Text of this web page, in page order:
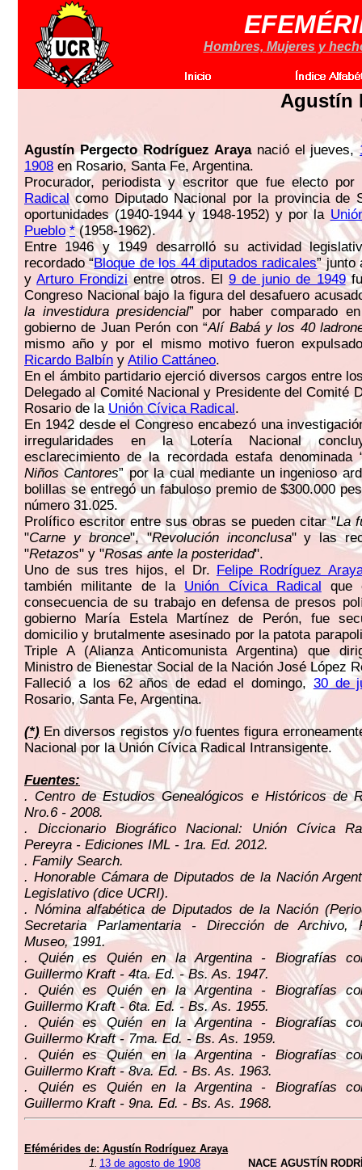
Hombres, Mujeres y
Agustín
Agustín Pergecto Rodríguez Arayanació el jueves,
1908 en Rosario, Santa Fe, Argentina.
Procurador, periodista y escritor que fue electo
Radicalcomo Diputado Nacional por la provincia de
oportunidades (1940-1944 y 1948-1952) y por la
Pueblo *(1958-1962).
Entre 1946 y 1949 desarrolló su actividad
recordado “Bloque de los 44 diputados radicales”
yArturo Frondizientre otros. El 9 de junio de 1949
Congreso Nacional bajo la figura del desafuero
la investidura presidencial” por haber comparado
gobierno de Juan Perón con “Alí Babá y los 40
mismo año y por el mismo motivo fueron
Ricardo Balbín y Atilio Cattáneo.
En el ámbito partidario ejerció diversos cargos entre
Delegado al Comité Nacional y Presidente del Comité
Rosario de la Unión Cívica Radical.
En 1942 desde el Congreso encabezó una
irregularidades en la Lotería Nacional
esclarecimiento de la recordada estafa denominada
Niños Cantores” por la cual mediante un ingenioso
bolillas se entregó un fabuloso premio de $300.000
número 31.025.
Prolífico escritor entre sus obras se pueden citar "La
"Carne y bronce", "Revolución inconclusa" y las
"Retazos" y "Rosas ante la posteridad".
Uno de sus tres hijos, el Dr. Felipe Rodríguez
también militante de la Unión Cívica Radical que
consecuencia de su trabajo en defensa de presos
gobierno María Estela Martínez de Perón, fue
domicilio y brutalmente asesinado por la patota
Triple A (Alianza Anticomunista Argentina) que
Ministro de Bienestar Social de la Nación José López
Falleció a los 62 años de edad el domingo, 30 de
Rosario, Santa Fe, Argentina.
(*) En diversos registos y/o fuentes figura
Nacional por la Unión Cívica Radical Intransigente.
Fuentes:
. Centro de Estudios Genealógicos e Históricos de
Nro.6 - 2008.
. Diccionario Biográfico Nacional: Unión Cívica
Pereyra - Ediciones IML - 1ra. Ed. 2012.
. Family Search.
. Honorable Cámara de Diputados de la Nación
Legislativo (dice UCRI).
. Nómina alfabética de Diputados de la Nación
Secretaria Parlamentaria - Dirección de Archivo,
Museo, 1991.
. Quién es Quién en la Argentina - Biografías
Guillermo Kraft - 4ta. Ed. - Bs. As. 1947.
. Quién es Quién en la Argentina - Biografías
Guillermo Kraft - 6ta. Ed. - Bs. As. 1955.
. Quién es Quién en la Argentina - Biografías
Guillermo Kraft - 7ma. Ed. - Bs. As. 1959.
. Quién es Quién en la Argentina - Biografías
Guillermo Kraft - 8va. Ed. - Bs. As. 1963.
. Quién es Quién en la Argentina - Biografías
Guillermo Kraft - 9na. Ed. - Bs. As. 1968.
Efémérides de: Agustín Rodríguez Araya
1. 13 de agosto de 1908
NACE AGUSTÍN